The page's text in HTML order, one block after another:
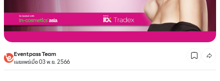
Eventpass Team
เผยแพร่เมื่อ 03 พ.ย. 2566